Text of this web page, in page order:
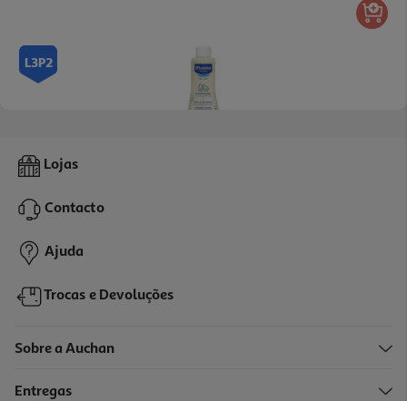
L3P2
Champô Mustela 500ml
15,30 €
-15%
Lojas
Contacto
Ajuda
Trocas e Devoluções
Sobre a Auchan
Entregas